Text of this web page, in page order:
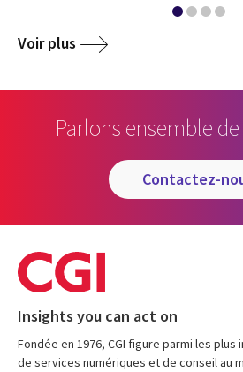
Voir plus
Parlons ensemble
contactez-
Insights you can act on
Fondée en 1976, CGI figure parmi les
de services numériques et de conseil au